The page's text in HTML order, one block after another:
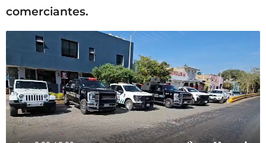
comerciantes.